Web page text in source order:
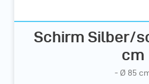
Schirm Silber/
cm
- Ø 85